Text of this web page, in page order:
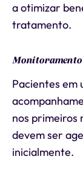
a otimizar
tratamento.
Pacientes em
nos primeiros
devem ser
inicialmente.